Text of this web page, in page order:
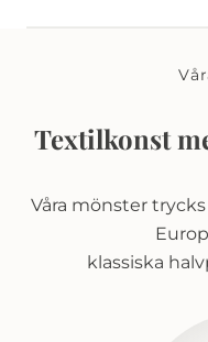
Textilkonst
Våra mönster
klassiska